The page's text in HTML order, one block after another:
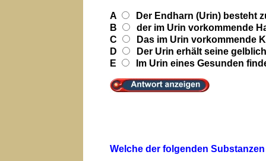
A
Der Endharn (Urin) besteht
B
der im Urin vorkommende
C
Das im Urin vorkommende
D
Der Urin erhält seine
E
Im Urin eines Gesunden
Welche der folgenden